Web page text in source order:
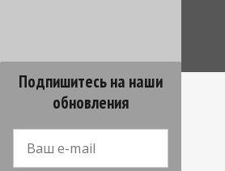
Подпишитесь на наши
обновления